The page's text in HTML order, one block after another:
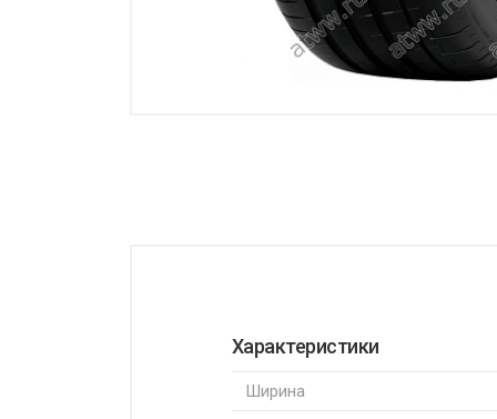
Характеристики
Ширина